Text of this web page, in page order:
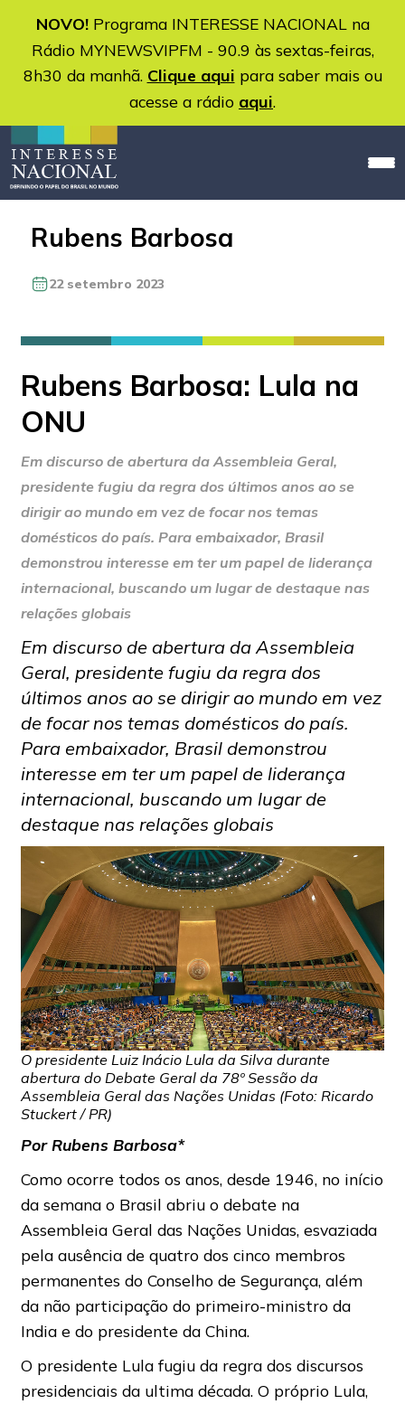
NOVO!Programa INTERESSE NACIONAL na
Rádio MYNEWSVIPFM - 90.9 às sextas-feiras,
8h30 da manhã. Clique aqui para saber mais ou
acesse a rádio aqui.
Rubens Barbosa
22 setembro 2023
Rubens Barbosa: Lula na
ONU
Em discurso de abertura da Assembleia Geral,
presidente fugiu da regra dos últimos anos ao se
dirigir ao mundo em vez de focar nos temas
domésticos do país. Para embaixador, Brasil
demonstrou interesse em ter um papel de liderança
internacional, buscando um lugar de destaque nas
relações globais
Em discurso de abertura da Assembleia
Geral, presidente fugiu da regra dos
últimos anos ao se dirigir ao mundo em vez
de focar nos temas domésticos do país.
Para embaixador, Brasil demonstrou
interesse em ter um papel de liderança
internacional, buscando um lugar de
destaque nas relações globais
O presidente Luiz Inácio Lula da Silva durante
abertura do Debate Geral da 78º Sessão da
Assembleia Geral das Nações Unidas (Foto: Ricardo
Stuckert / PR)
Por Rubens Barbosa*
Como ocorre todos os anos, desde 1946, no início
da semana o Brasil abriu o debate na
Assembleia Geral das Nações Unidas, esvaziada
pela ausência de quatro dos cinco membros
permanentes do Conselho de Segurança, além
da não participação do primeiro-ministro da
India e do presidente da China.
O presidente Lula fugiu da regra dos discursos
presidenciais da ultima década. O próprio Lula,